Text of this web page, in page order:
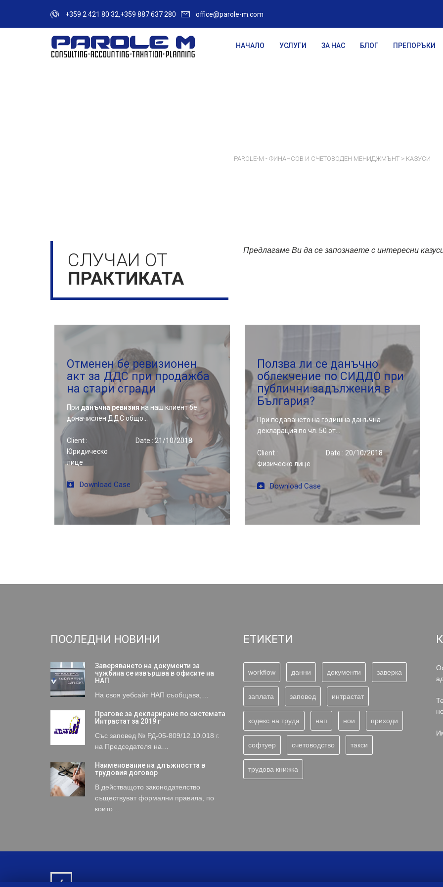
+359 2 421 80 32,+359 887 637 280 office@parole-m.com
НАЧАЛО УСЛУГИ ЗА НАС БЛОГ ПРЕПОРЪКИ
PAROLE-M - ФИНАНСОВ И СЧЕТОВОДЕН МЕНИДЖМЪНТ > КАЗУСИ
СЛУЧАИ ОТ
ПРАКТИКАТА
Предлагаме Ви да се запознаете с интересни
Отменен бе ревизионен
акт за ДДС при продажба
на стари сгради
Приданъчна ревизия на наш клиент бе
доначислен ДДС общо…
Client :
Юридическо
лице
Date : 21/10/2018
Download Case
Ползва ли се данъчно
облекчение по СИДДО при
публични задължения в
България?
При подаването на годишна данъчна
декларация по чл. 50 от…
Client :
Физическо лице
Date : 20/10/2018
Download Case
ПОСЛЕДНИ НОВИНИ
Заверяването на документи за
чужбина се извършва в офисите на
НАП
На своя уебсайт НАП съобщава,…
Прагове за деклариране по системата
Интрастат за 2019 г
Със заповед № РД-05-809/12.10.018 г.
на Председателя на…
Наименование на длъжността в
трудовия договор
В действащото законодателство
съществуват формални правила, по
които…
ЕТИКЕТИ
workflow данни документи заверка
заплата заповед интрастат
кодекс на труда нап нои приходи
софтуер счетоводство такси
трудова книжка